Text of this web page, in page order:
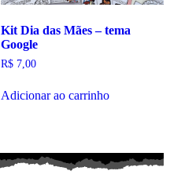
Kit Dia das Mães – tema
Google
R$7,00
Adicionar ao carrinho